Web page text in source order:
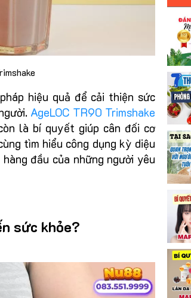
hiệu quả để cải thiện sức
AgeLOC TR90 Trimshake
là bí quyết giúp cân đối cơ
tìm hiểu công dụng kỳ diệu
đầu của những người yêu
sức khỏe?